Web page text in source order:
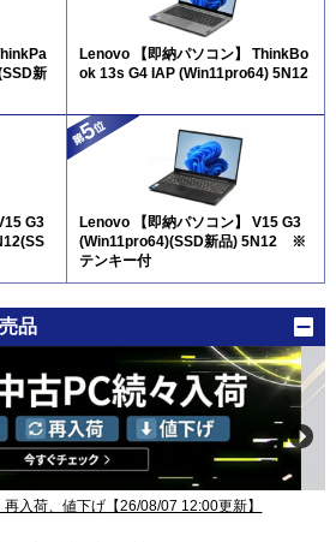
新
Lenovo 【即納パソコン】 ThinkBo
ok 13s G4 IAP (Win11pro64) 5N12
G3
Lenovo 【即納パソコン】 V15 G3
(Win11pro64)(SSD新品) 5N12 ※
テンキー付
品
入荷、値下げ【26/08/07 12:00更新】